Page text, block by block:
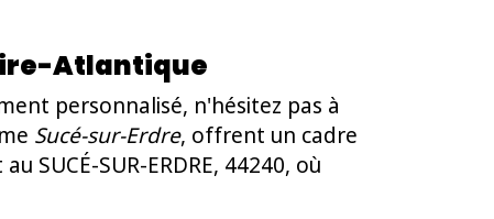
Atlantique
personnalisé, n'hésitez pas à
Sucé-sur-Erdre, offrent un cadre
SUCÉ-SUR-ERDRE, 44240, où